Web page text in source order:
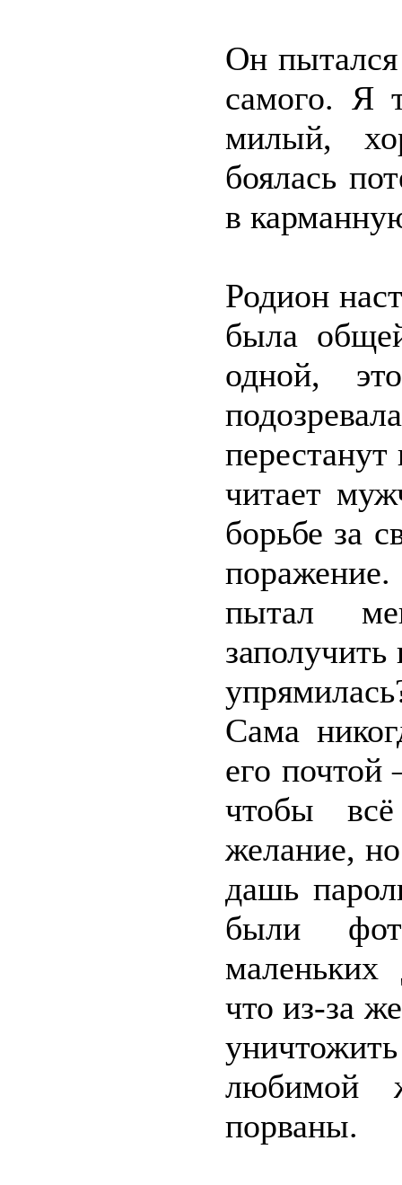
Он
самого. Я
милый,
боялась
в
Родион
была
одной,
читает
борьбе за
пытал
Сама
его почтой
чтобы
желание,
дашь
были
маленьких
что из-за
любимой
порваны.